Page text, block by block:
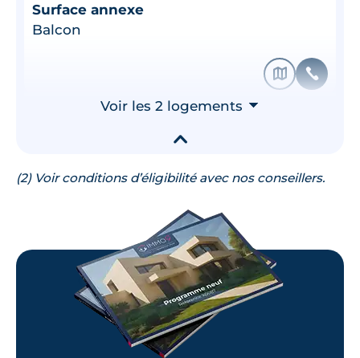
Surface annexe
Balcon
🗞 📞
Voir les 2 logements ⮟
▾
(2) Voir conditions d’éligibilité avec nos conseillers.